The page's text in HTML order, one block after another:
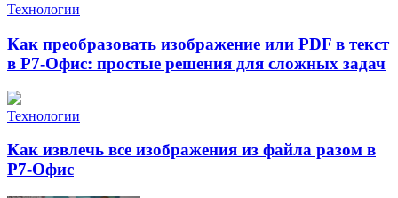
Технологии
Как преобразовать изображение или PDF в текст
в Р7-Офис: простые решения для сложных задач
Технологии
Как извлечь все изображения из файла разом в
Р7-Офис